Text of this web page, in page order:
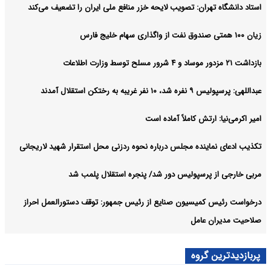
استاد دانشگاه تهران: تصویب لایحه خزر منافع ملی ایران را تضعیف می‌کند
زیان ۱۰۰ همتی صندوق نفت از واگذاری سهام خلیج فارس
بازداشت ۲۱ مزدور موساد و ۴ شرور مسلح توسط وزارت اطلاعات
عبداللهی: پرسپولیس ۹ نفره شد، ۱۰ نفر غریبه به رختکن استقلال آمدند
امیر اکرمی‌نیا: ارتش کاملاً آماده است
تکذیب ادعای نماینده مجلس درباره نحوه ردزنی محل استقرار شهید لاریجانی
مربی خارجی از پرسپولیس دور شد/ پنجره استقلال پلمب شد
درخواست رئیس کمیسیون صنایع از رئیس جمهور: توقف دستورالعمل احراز
صلاحیت مدیران عامل
پربازدیدترین گروه